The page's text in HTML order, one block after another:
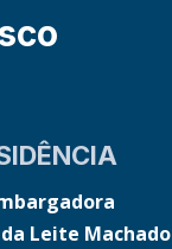
Leite Machado